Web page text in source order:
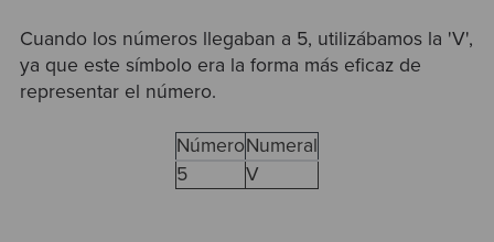
Cuando los números llegaban a 5, utilizábamos la 'V',
ya que este símbolo era la forma más eficaz de
representar el número.
NúmeroNumeral
5
V